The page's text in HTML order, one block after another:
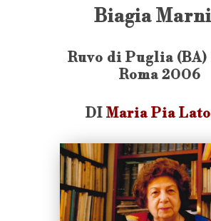
Biagia
Ruvo di Puglia (BA)
Roma 2006
DI Maria Pia